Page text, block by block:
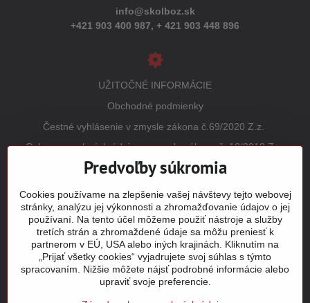
info@skolboz.sk
+421 903 400 987, + 421 903 448 896
UŽITOČNÉ INFORMÁCIE
Obchodné podmienky
Čestné vyhlásenie v zmysle zákona č.69/2020 Z.z.
Ochrana osobných údajov v zmysle zákona č. 18/2018 Z.z.
(GDPR)
Vrátenie tovaru
Tabuľky veľkostí
Šitie a potlač odevov
Mapa stránky
Predvoľby súkromia
Cookies používame na zlepšenie vašej návštevy tejto webovej
stránky, analýzu jej výkonnosti a zhromažďovanie údajov o jej
používaní. Na tento účel môžeme použiť nástroje a služby
tretích strán a zhromaždené údaje sa môžu preniesť k
partnerom v EÚ, USA alebo iných krajinách. Kliknutím na
„Prijať všetky cookies“ vyjadrujete svoj súhlas s týmto
spracovaním. Nižšie môžete nájsť podrobné informácie alebo
upraviť svoje preferencie.